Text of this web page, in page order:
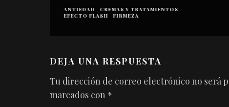
ANTIEDAD
CREMAS Y TRATAMIENTOS
EFECTO FLASH
FIRMEZA
DEJA UNA RESPUESTA
Tu dirección de correo electrónico no será
marcados con *